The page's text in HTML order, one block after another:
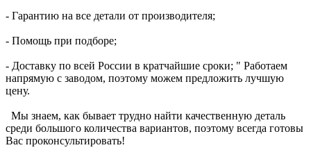
- Гарантию на все детали от производителя;
- Помощь при подборе;
- Доставку по всей России в кратчайшие сроки; " Работаем
напрямую с заводом, поэтому можем предложить лучшую
цену.
Мы знаем, как бывает трудно найти качественную деталь
среди большого количества вариантов, поэтому всегда готовы
Вас проконсультировать!